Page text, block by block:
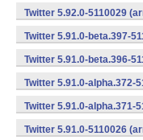
Twitter 5.92.0-5110029
Twitter 5.91.0-beta.397-
Twitter 5.91.0-beta.396-
Twitter 5.91.0-alpha.372-
Twitter 5.91.0-alpha.371-
Twitter 5.91.0-5110026